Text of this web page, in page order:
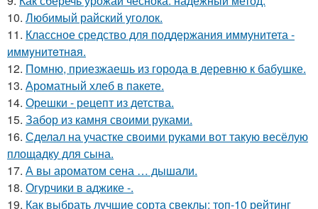
10. Любимый райский уголок.
11. Классное средство для поддержания иммунитета -
иммyнитeтнaя.
12. Помню, приезжаешь из города в деревню к бабушке.
13. Ароматный хлеб в пакете.
14. Орешки - рецепт из детства.
15. Забор из камня своими руками.
16. Сделал на участке своими руками вот такую весёлую
площадку для сына.
17. А вы ароматом сена … дышали.
18. Огурчики в аджике -.
19. Как выбрать лучшие сорта свеклы: топ-10 рейтинг